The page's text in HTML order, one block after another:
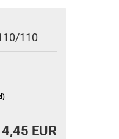
110
4,45 EUR